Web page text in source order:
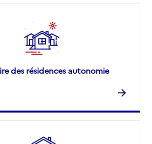
des résidences autonomie